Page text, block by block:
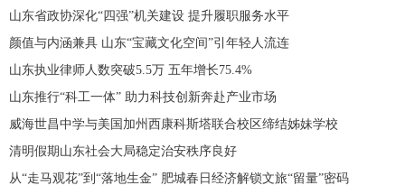
山东省政协深化“四强”机关建设 提升履职服务水平
颜值与内涵兼具 山东“宝藏文化空间”引年轻人流连
山东执业律师人数突破5.5万 五年增长75.4%
山东推行“科工一体” 助力科技创新奔赴产业市场
威海世昌中学与美国加州西康科斯塔联合校区缔结姊妹学校
清明假期山东社会大局稳定治安秩序良好
从“走马观花”到“落地生金” 肥城春日经济解锁文旅“留量”密码